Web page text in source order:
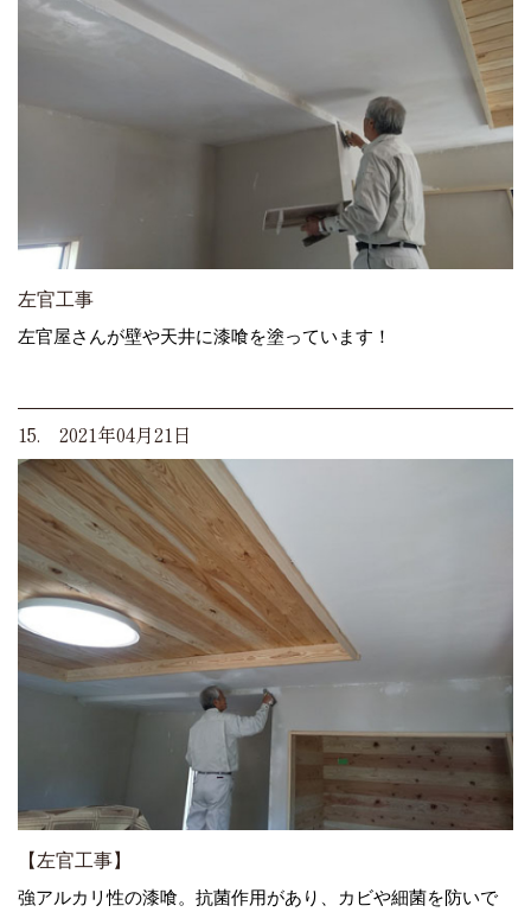
左官工事
左官屋さんが壁や天井に漆喰を塗っています！
15. 2021年04月21日
【左官工事】
強アルカリ性の漆喰。抗菌作用があり、カビや細菌を防いで